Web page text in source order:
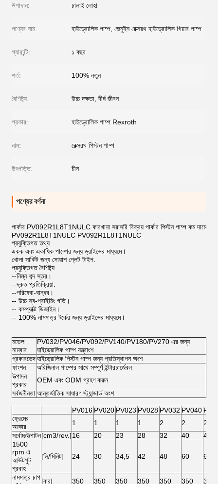
উপাদান: ঢালাই লোহা
পণ্যের নাম: হাইড্রোলিক পাম্প, জেনুইন রেক্সরথ হাইড্রোলিক গিয়ার পাম্প
গ্যারান্টি: ১ বছর
শর্ত: 100% নতুন
বৈশিষ্ট্য: উচ্চ দক্ষতা, দীর্ঘ জীবন
প্রকার: হাইড্রোলিক পাম্প Rexroth
নাম: রেক্সরথ পিস্টন পাম্প
উৎপত্তি: চীন
পণ্যের বর্ণনা
পার্কার PV092R1L8T1NULC কারখানা সরাসরি বিক্রয় পার্কার পিস্টন পাম্প কম দামে
PV092R1L8T1NULC PV092R1L8T1NULC
প্রযুক্তিগত তথ্য
একক এবং একাধিক পাম্পের জন্য ড্রাইভের মাধ্যমে।
খোলা সার্কিট জন্য সোয়াশ প্লেট টাইপ.
প্রযুক্তিগত বৈশিষ্ট্য
--নিম্ন শব্দ স্তর।
--দ্রুত প্রতিক্রিয়া.
--পরিষেবা-বান্ধব।
-- উচ্চ স্ব-প্রাইমিং গতি।
-- কমপ্যাক্ট ডিজাইন।
-- 100% নামমাত্র টর্কের জন্য ড্রাইভের মাধ্যমে।
মডেল
নাম্বার
PV032/PV046/PV092/PV140/PV180/PV270 এর জন্য
হাইড্রোলিক পাম্প যন্ত্রাংশ
প্রকারভেদহাইড্রোলিক পিস্টন পাম্প জন্য প্রতিস্থাপন অংশ
ফাংশন
অরিজিনাল পাম্পের সাথে সম্পূর্ণ ইন্টারচার্জেবল
উত্পাদন
প্রকার
OEM এবং ODM গ্রহণ করুন
সর্বজনীনতা আন্তর্জাতিক সাধারণ স্ট্যান্ডার্ড অংশ
PV016 PV020 PV023 PV028 PV032 PV040
ফ্রেমের
আকার
1 1 1 1 2 2
2
সর্বোচ্চউত্পাটন[cm3/rev.]16 20 23 28 32 40
46
1500
rpm এ
আউটপুট
প্রবাহ
[লি/মিনিট] 24 30 34,5 42 48 60 69
নামমাত্র চাপ[বার] 350 350 350 350 350 350
350